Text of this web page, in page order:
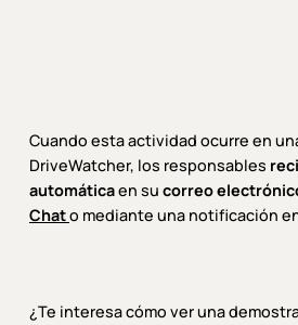
Cuando esta actividad ocurre en
DriveWatcher, los responsables
automáticaen su correo
Chato mediante una notificación
¿Te interesa cómo ver una